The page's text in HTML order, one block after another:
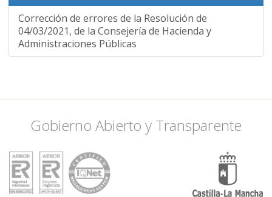
Corrección de errores de la Resolución de
04/03/2021, de la Consejería de Hacienda y
Administraciones Públicas
Gobierno Abierto y Transparente